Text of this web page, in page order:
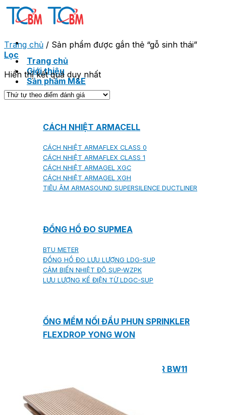
Skip
Trang chủ
Giới thiệu
Sản phẩm M&E
CÁCH NHIỆT ARMACELL
CÁCH NHIỆT ARMAFLEX CLASS 0
CÁCH NHIỆT ARMAFLEX CLASS 1
CÁCH NHIỆT ARMAGEL XGC
CÁCH NHIỆT ARMAGEL XGH
TIÊU ÂM ARMASOUND SUPERSILENCE DUCTLINER
ĐỒNG HỒ ĐO SUPMEA
BTU METER
ĐỒNG HỒ ĐO LƯU LƯỢNG LDG-SUP
CẢM BIẾN NHIỆT ĐỘ SUP-WZPK
LƯU LƯỢNG KẾ ĐIỆN TỪ LDGC-SUP
ỐNG MỀM NỐI ĐẦU PHUN SPRINKLER
FLEXDROP YONG WON
SƠN CHỐNG CHÁY FLAMEBAR BW11
RON CHỐNG CHÁY
KEO ACRYLIC SEALANT
Trang chủ / Sản phẩm được gắn thẻ “gỗ sinh thái”
Lọc
Hiển thị kết quả duy nhất